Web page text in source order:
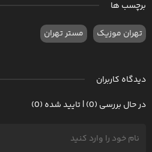
برچسب ها
تهران موزیک مستر تهران
دیدگاه کاربران
در حال بررسی (0) | تایید شده (0)